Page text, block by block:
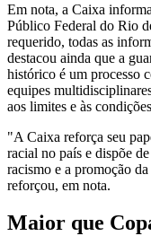
Em nota, a Caixa
Público Federal do Rio
requerido, todas as
destacou ainda que a
histórico é um processo
equipes
aos limites e às
"A Caixa reforça seu
racial no país e dispõe
racismo e a promoção
reforçou, em nota.
Maior que